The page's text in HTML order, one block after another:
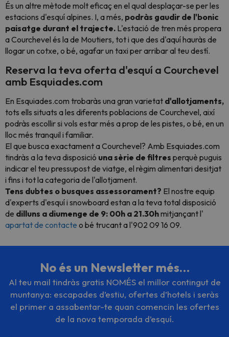
És un altre mètode molt eficaç en el qual desplaçar-se per les
estacions d'esquí alpines. I, a més, podràs gaudir de l'bonic
paisatge durant el trajecte. L'estació de tren més propera
a Courchevel és la de Moutiers, tot i que des d'aquí hauràs de
llogar un cotxe, o bé, agafar un taxi per arribar al teu destí.
Reserva la teva oferta d'esquí a Courchevel
amb Esquiades.com
En Esquiades.com trobaràs una gran varietat d'allotjaments,
tots ells situats a les diferents poblacions de Courchevel, així
podràs escollir si vols estar més a prop de les pistes, o bé, en un
lloc més tranquil i familiar.
El que busca exactament a Courchevel? Amb Esquiades.com
tindràs a la teva disposició una sèrie de filtres perquè puguis
indicar el teu pressupost de viatge, el règim alimentari desitjat
i fins i tot la categoria de l'allotjament.
Tens dubtes o busques assessorament? El nostre equip
d'experts d'esquí i snowboard estan a la teva total disposició
de dilluns a diumenge de 9: 00h a 21.30hmitjançant l'
apartat de contacte o bé trucant a l'902 09 16 09.
No és un Newsletter més…
Al teu mail tindràs gratis NOMÉS el millor contingut de
muntanya: escapades d’estiu, ofertes d’hotels i seràs
el primer a assabentar-te quan comencin les ofertes
de la nova temporada d’esquí.